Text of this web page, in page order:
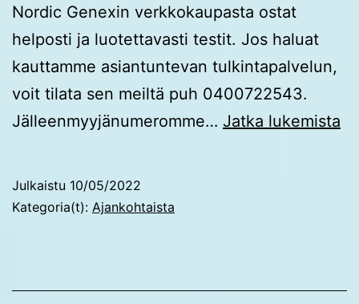
Nordic Genexin verkkokaupasta ostat
helposti ja luotettavasti testit. Jos haluat
kauttamme asiantuntevan tulkintapalvelun,
voit tilata sen meiltä puh 0400722543.
Jälleenmyyjänumeromme… Jatka lukemista
Julkaistu 10/05/2022
Kategoria(t): Ajankohtaista